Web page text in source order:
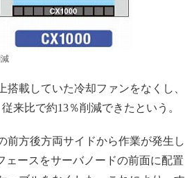
載していた冷却ファンをなくし、
来比で約13％削減できたという。
方後方両サイドから作業が発生し
ェースをサーバノードの前面に配置